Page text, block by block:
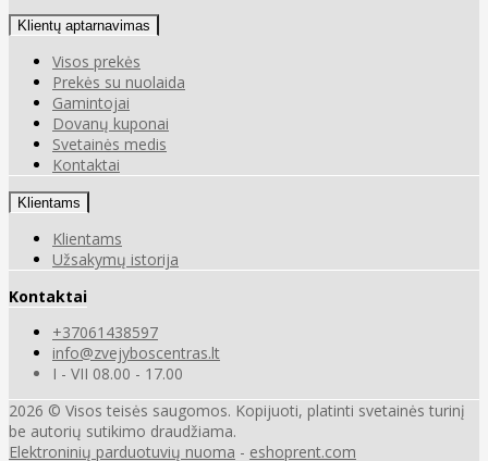
Klientų aptarnavimas
Visos prekės
Prekės su nuolaida
Gamintojai
Dovanų kuponai
Svetainės medis
Kontaktai
Klientams
Klientams
Užsakymų istorija
Kontaktai
+37061438597
info@zvejyboscentras.lt
I - VII 08.00 - 17.00
2026 © Visos teisės saugomos. Kopijuoti, platinti svetainės turinį
be autorių sutikimo draudžiama.
Elektroninių parduotuvių nuoma - eshoprent.com